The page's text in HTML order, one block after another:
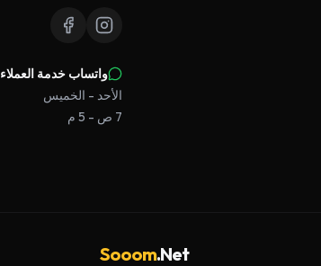
واتساب خدمة العملاء
الأحد - الخميس
7 ص - 5 م
Sooom.Net